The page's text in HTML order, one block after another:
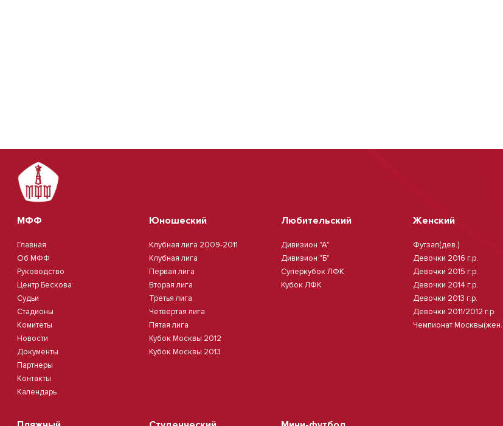
МФФ
Главная
Об МФФ
Руководство
Центр Бескова
Судьи
Стадионы
Комитеты
Новости
Документы
Партнеры
Контакты
Календарь
Юношеский
Клубная лига 2009-2011
Клубная лига
Первая лига
Вторая лига
Третья лига
Четвертая лига
Пятая лига
Кубок Москвы 2012
Кубок Москвы 2013
Любительский
Дивизион "А"
Дивизион "Б"
Суперкубок ЛФК
Кубок ЛФК
Женский
Футзал(дев.)
Девочки 2016 г.р.
Девочки 2015 г.р.
Девочки 2014 г.р.
Девочки 2013 г.р.
Девочки 2011/2012 г.р.
Чемпионат